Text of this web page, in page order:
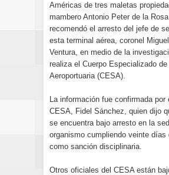
Américas de tres maletas
mambero Antonio Peter de la
recomendó el arresto del jefe de
esta terminal aérea, coronel
Ventura, en medio de la
realiza el Cuerpo Especializado de
Aeroportuaria (CESA).
La información fue confirmada por
CESA, Fidel Sánchez, quien dijo
se encuentra bajo arresto en la
organismo cumpliendo veinte días
como sanción disciplinaria.
Otros oficiales del CESA están